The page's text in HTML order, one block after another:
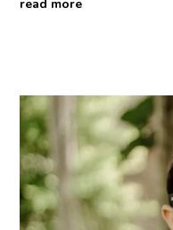
read more